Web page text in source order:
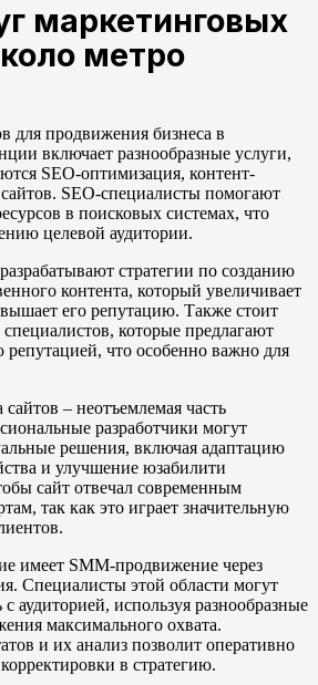
маркетинговых
метро
для продвижения бизнеса в
включает разнообразные услуги,
SEO-оптимизация, контент-
SEO-специалисты помогают
в поисковых системах, что
целевой аудитории.
стратегии по созданию
контента, который увеличивает
его репутацию. Также стоит
которые предлагают
что особенно важно для
– неотъемлемая часть
разработчики могут
решения, включая адаптацию
и улучшение юзабилити
сайт отвечал современным
так как это играет значительную
имеет SMM-продвижение через
Специалисты этой области могут
аудиторией, используя разнообразные
максимального охвата.
и их анализ позволит оперативно
в стратегию.